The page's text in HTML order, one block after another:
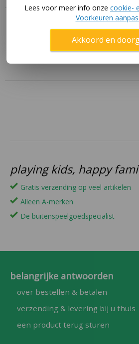
Download hier de handleidingen
deze pagina.
playing kids, happy
Gratis verzending op veel artikelen
Alleen A-merken
De buitenspeelgoedspecialist
belangrijke antwoorden
over bestellen & betalen
verzending & levering bij u thuis
een product terug sturen
Lees voor meer info onze cookie-
Voorkeuren
Akkoord en